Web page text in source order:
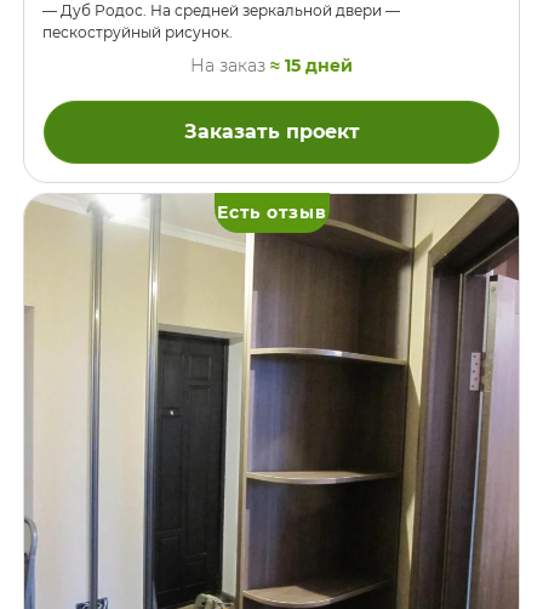
— Дуб Родос. На средней зеркальной двери —
пескоструйный рисунок.
На заказ ≈ 15 дней
Заказать проект
Есть отзыв